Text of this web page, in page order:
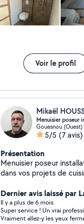
Voir le profil
Menuisier poseur
Gouesnou (Ouest)
5/5 (7 avis)
Présentation
Menuisier poseur
dans vos projets de
plusieurs enseignes de
orienter sur le choix des
une solution globale en
Dernier avis laissé par
Il y a plus de 6 mois
Super service ! Un vrai
Vraiment allez-y les yeux